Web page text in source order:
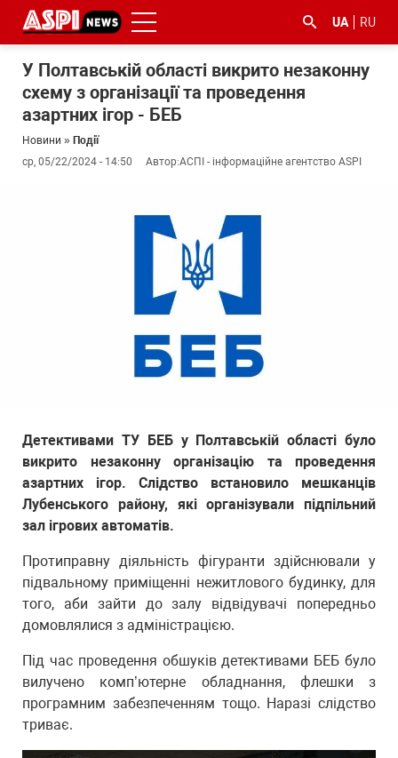
UA RU
У Полтавській області викрито незаконну
схему з організації та проведення
азартних ігор - БЕБ
Новини » Події
ср, 05/22/2024 - 14:50
Автор:АСПІ - інформаційне агентство ASPI
Детективами ТУ БЕБ у Полтавській області було
викрито незаконну організацію та проведення
азартних ігор. Слідство встановило мешканців
Лубенського району, які організували підпільний
зал ігрових автоматів.
Протиправну діяльність фігуранти здійснювали у
підвальному приміщенні нежитлового будинку, для
того, аби зайти до залу відвідувачі попередньо
домовлялися з адміністрацією.
Під час проведення обшуків детективами БЕБ було
вилучено комп’ютерне обладнання, флешки з
програмним забезпеченням тощо. Наразі слідство
триває.